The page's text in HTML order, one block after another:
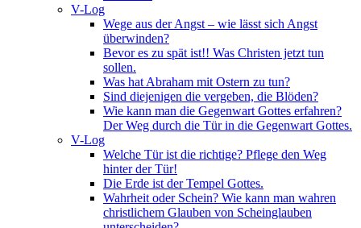
V-Log
Wege aus der Angst – wie lässt sich Angst
überwinden?
Bevor es zu spät ist!! Was Christen jetzt tun
sollen.
Was hat Abraham mit Ostern zu tun?
Sind diejenigen die vergeben, die Blöden?
Wie kann man die Gegenwart Gottes erfahren?
Der Weg durch die Tür in die Gegenwart Gottes.
V-Log
Welche Tür ist die richtige? Pflege den Weg
hinter der Tür!
Die Erde ist der Tempel Gottes.
Wahrheit oder Schein? Wie kann man wahren
christlichem Glauben von Scheinglauben